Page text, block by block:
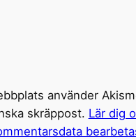
använder
skräppost. Lär dig